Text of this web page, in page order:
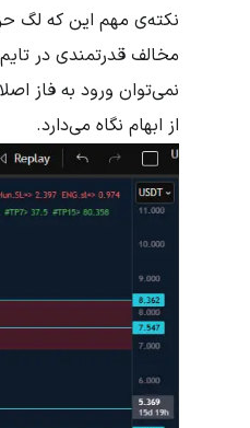
نکته‌ی مهم این که لگ
مخالف قدرتمندی در
نمی‌توان ورود به فاز
از ابهام نگاه می‌دارد.